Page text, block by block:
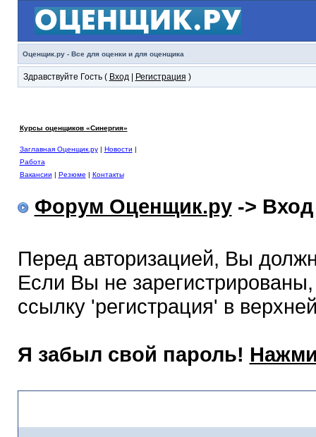
Оценщик.ру - Все для оценки и для оценщика
Здравствуйте Гость ( Вход| Регистрация )
Курсы оценщиков «Синергия»
Заглавная Оценщик.ру| Новости |
Работа
Вакансии | Резюме | Контакты
Форум Оценщик.ру-> Вход
Перед авторизацией, Вы
Если Вы не
ссылку 'регистрация' в
Я забыл свой пароль!